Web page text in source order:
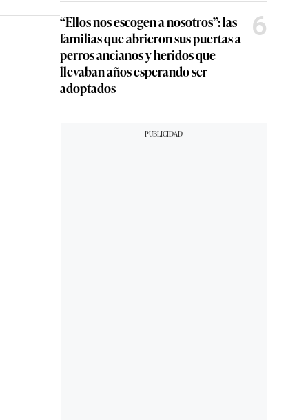
“Ellos nos escogen a nosotros”: las
familias que abrieron sus puertas a
perros ancianos y heridos que
llevaban años esperando ser
adoptados
6